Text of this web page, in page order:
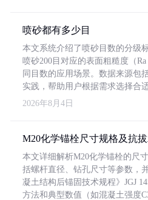
喷砂都有多少目
本文系统介绍了喷砂目数的分级
喷砂200目对应的表面粗糙度（
同目数的应用场景。数据来源包
实践，帮助用户根据需求选择合
2026年8月4日
M20化学锚栓尺寸规格及抗
本文详细解析M20化学锚栓的尺
括螺杆直径、钻孔尺寸等参数，
凝土结构后锚固技术规程》JGJ
方法和典型数值（如混凝土强度